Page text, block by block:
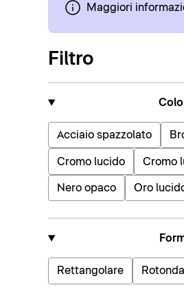
Maggiori
Filtro
Acciaio spazzolato
Cromo lucido Cromo
Nero opaco Oro
Rettangolare Rotonda